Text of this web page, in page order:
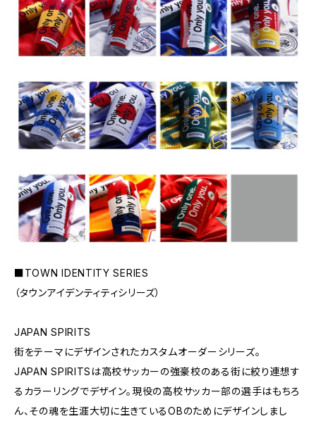
■TOWN IDENTITY SERIES
（タウンアイデンティティシリーズ）
JAPAN SPIRITS
街をテーマにデザインされたカスタムオーダーシリーズ。
JAPAN SPIRITSは高校サッカーの強豪校のある街に絞り連想す
るカラーリングでデザイン。現役の高校サッカー部の選手はもちろ
ん、その魂を生涯大切に生きているOBのためにデザインしまし